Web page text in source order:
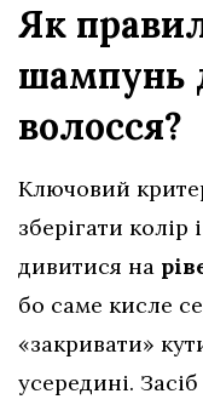
Як
шампунь
волосся?
Ключовий
зберігати
дивитися на
бо саме кисле
«закривати»
усередині.